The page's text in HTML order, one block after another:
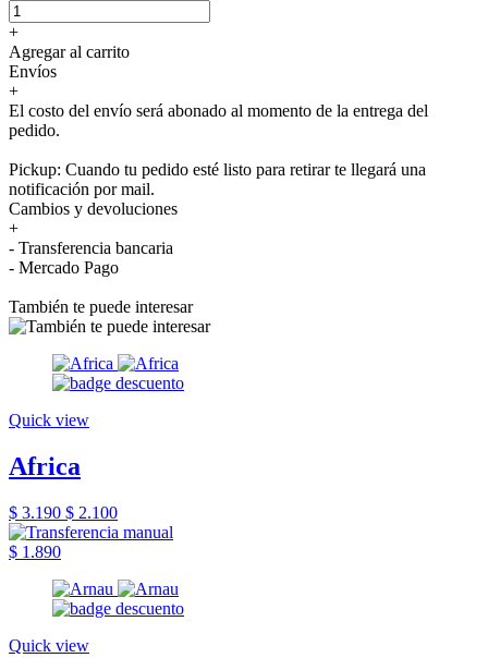
+
Agregar al carrito
Envíos
+
El costo del envío será abonado al momento de la entrega del
pedido.
Pickup: Cuando tu pedido esté listo para retirar te llegará una
notificación por mail.
Cambios y devoluciones
+
- Transferencia bancaria
- Mercado Pago
También te puede interesar
Quick view
Africa
$ 3.190 $ 2.100
$ 1.890
Quick view